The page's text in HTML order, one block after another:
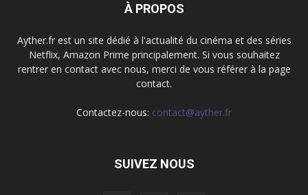
À PROPOS
Ayther.fr est un site dédié à l'actualité du cinéma et des séries
Netflix, Amazon Prime principalement. Si vous souhaitez
rentrer en contact avec nous, merci de vous référer à la page
contact.
Contactez-nous: contact@ayther.fr
SUIVEZ NOUS